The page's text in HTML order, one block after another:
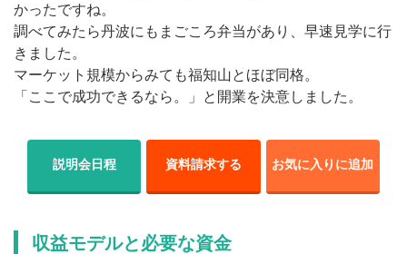
かったですね。
調べてみたら丹波にもまごころ弁当があり、早速見学に行
きました。
マーケット規模からみても福知山とほぼ同格。
「ここで成功できるなら。」と開業を決意しました。
説明会日程 資料請求する お気に入りに追加
収益モデルと必要な資金